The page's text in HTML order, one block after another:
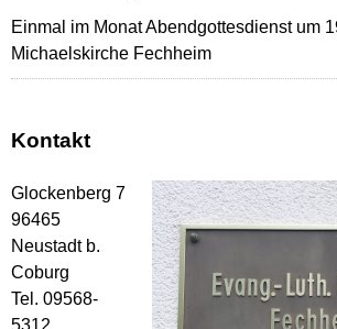
Einmal im Monat Abendgottesdienst um
Michaelskirche Fechheim
Kontakt
Glockenberg 7
96465
Neustadt b.
Coburg
Tel. 09568-
5312